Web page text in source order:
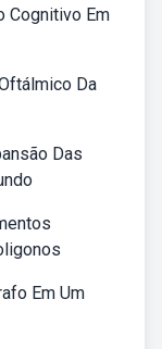
Cognitivo Em
Da
Das
Em Um